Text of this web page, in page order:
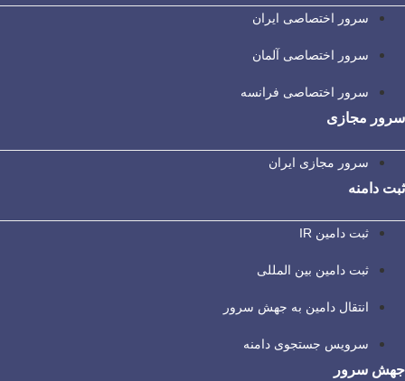
سرور اختصاصی ایران
سرور اختصاصی آلمان
سرور اختصاصی فرانسه
سرور مجازی
سرور مجازی ایران
ثبت دامنه
ثبت دامین IR
ثبت دامین بین المللی
انتقال دامین به جهش سرور
سرویس جستجوی دامنه
جهش سرور